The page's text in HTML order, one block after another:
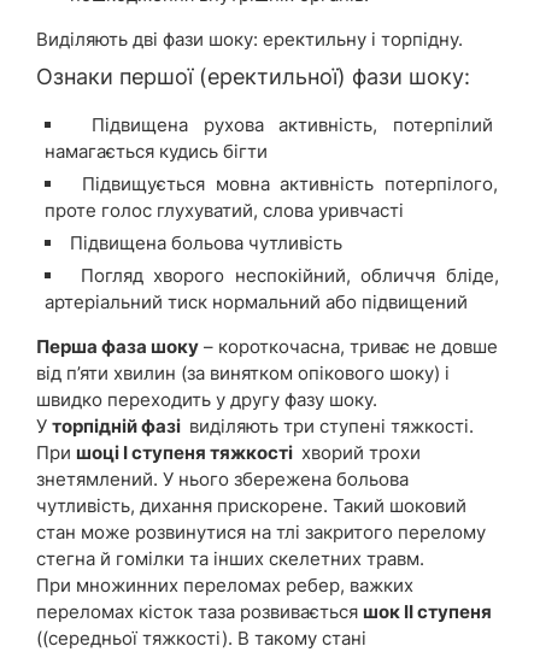
Виділяють дві фази шоку: еректильну і торпідну.
Ознаки першої (еректильної) фази шоку:
Підвищена рухова активність, потерпілий
намагається кудись бігти
Підвищується мовна активність потерпілого,
проте голос глухуватий, слова уривчасті
Підвищена больова чутливість
Погляд хворого неспокійний, обличчя бліде,
артеріальний тиск нормальний або підвищений
Перша фаза шоку – короткочасна, триває не довше
від п’яти хвилин (за винятком опікового шоку) і
швидко переходить у другу фазу шоку.
У торпідній фазі виділяють три ступені тяжкості.
При шоці I ступеня тяжкості хворий трохи
знетямлений. У нього збережена больова
чутливість, дихання прискорене. Такий шоковий
стан може розвинутися на тлі закритого перелому
стегна й гомілки та інших скелетних травм.
При множинних переломах ребер, важких
переломах кісток таза розвивається шок II ступеня
((середньої тяжкості). В такому стані